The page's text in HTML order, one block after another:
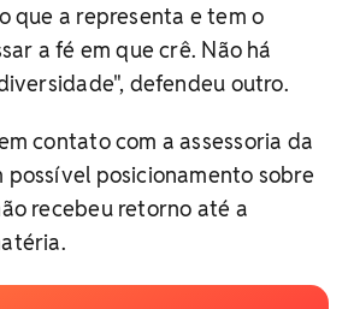
que a representa e tem o
a fé em que crê. Não há
defendeu outro.
contato com a assessoria da
posicionamento sobre
recebeu retorno até a